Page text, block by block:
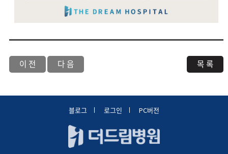
이 전 다 음 목 록
블로그 로그인 PC버전